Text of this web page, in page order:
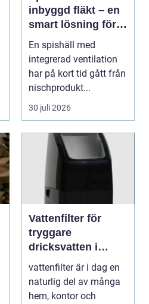
inbyggd fläkt – en
smart lösning för
moderna kök
En spishäll med
integrerad ventilation
har på kort tid gått från
nischprodukt...
30 juli 2026
Vattenfilter för
tryggare
dricksvatten i
vardagen
vattenfilter är i dag en
naturlig del av många
hem, kontor och